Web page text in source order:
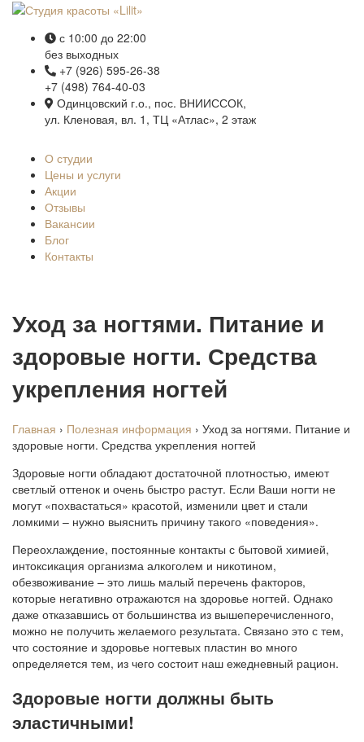
с 10:00 до 22:00
без выходных
+7 (926) 595-26-38
+7 (498) 764-40-03
Одинцовский г.о., пос. ВНИИССОК,
ул. Кленовая, вл. 1, ТЦ «Атлас», 2 этаж
О студии
Цены и услуги
Акции
Отзывы
Вакансии
Блог
Контакты
Уход за ногтями. Питание и
здоровые ногти. Средства
укрепления ногтей
Главная › Полезная информация › Уход за ногтями. Питание и
здоровые ногти. Средства укрепления ногтей
Здоровые ногти обладают достаточной плотностью, имеют
светлый оттенок и очень быстро растут. Если Ваши ногти не
могут «похвастаться» красотой, изменили цвет и стали
ломкими – нужно выяснить причину такого «поведения».
Переохлаждение, постоянные контакты с бытовой химией,
интоксикация организма алкоголем и никотином,
обезвоживание – это лишь малый перечень факторов,
которые негативно отражаются на здоровье ногтей. Однако
даже отказавшись от большинства из вышеперечисленного,
можно не получить желаемого результата. Связано это с тем,
что состояние и здоровье ногтевых пластин во много
определяется тем, из чего состоит наш ежедневный рацион.
Здоровые ногти должны быть
эластичными!